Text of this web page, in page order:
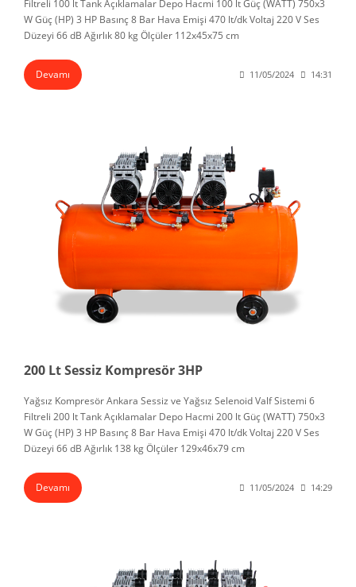
Filtreli 100 lt Tank Açıklamalar Depo Hacmi 100 lt Güç (WATT) 750x3
W Güç (HP) 3 HP Basınç 8 Bar Hava Emişi 470 lt/dk Voltaj 220 V Ses
Düzeyi 66 dB Ağırlık 80 kg Ölçüler 112x45x75 cm
Devamı 11/05/2024 14:31
200 Lt Sessiz Kompresör 3HP
Yağsız Kompresör Ankara Sessiz ve Yağsız Selenoid Valf Sistemi 6
Filtreli 200 lt Tank Açıklamalar Depo Hacmi 200 lt Güç (WATT) 750x3
W Güç (HP) 3 HP Basınç 8 Bar Hava Emişi 470 lt/dk Voltaj 220 V Ses
Düzeyi 66 dB Ağırlık 138 kg Ölçüler 129x46x79 cm
Devamı 11/05/2024 14:29